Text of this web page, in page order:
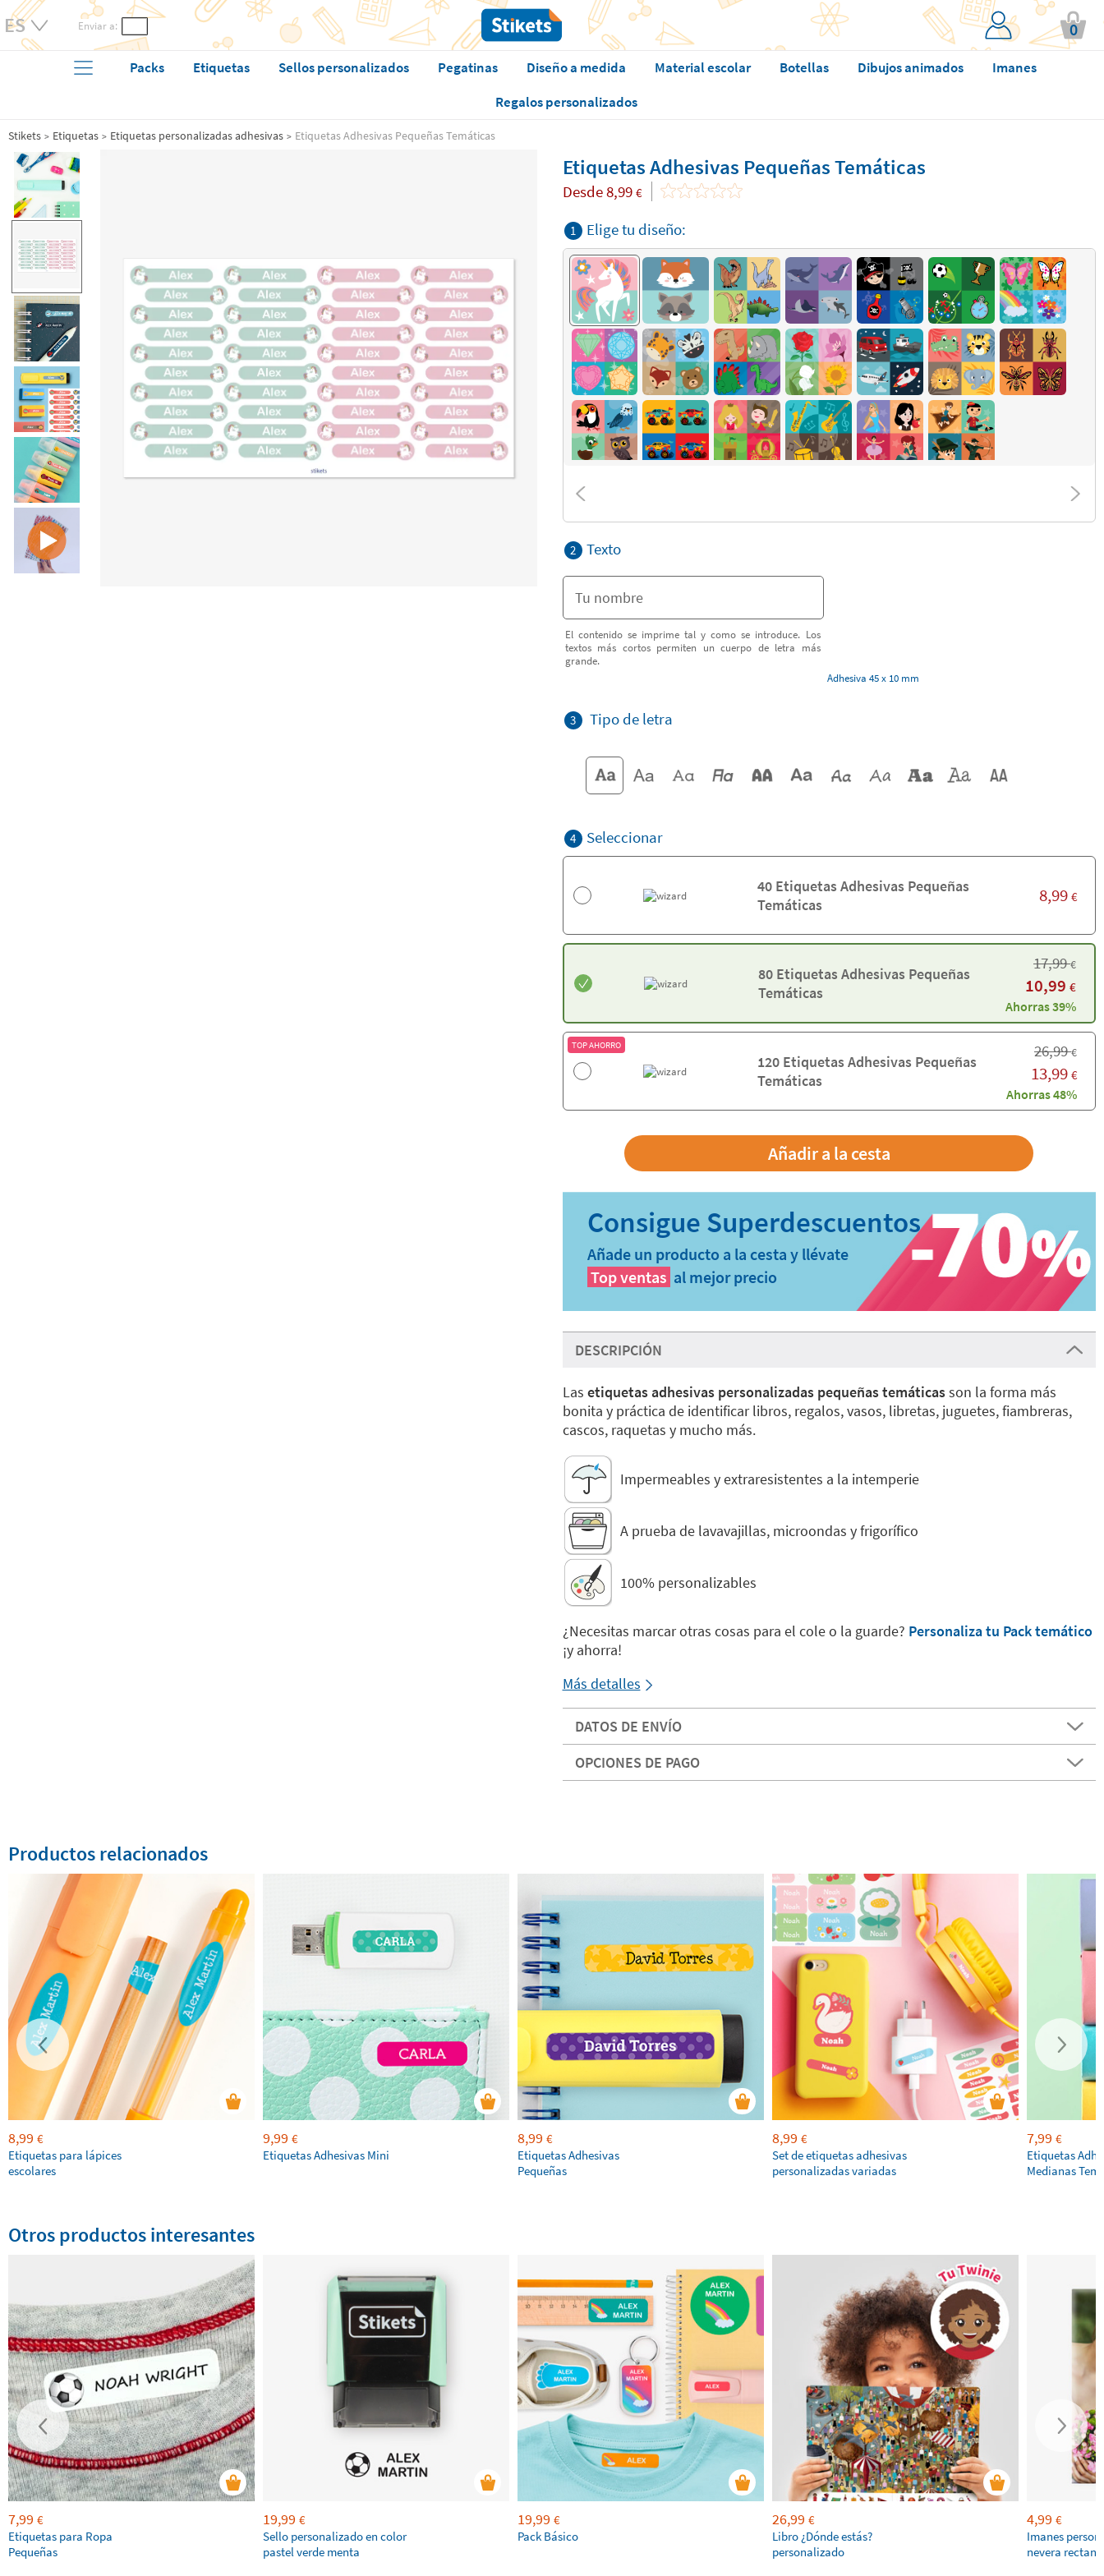
Enviar a: 0
Packs Etiquetas Sellos personalizados Pegatinas Diseño a medida Material escolar Botellas Dibujos animados
Imanes
Regalos personalizados
Stikets Etiquetas Etiquetas personalizadas adhesivas Etiquetas Adhesivas Pequeñas Temáticas
Etiquetas Adhesivas Pequeñas Temáticas
Desde8,99 €
1 Elige tu diseño:
2 Texto
El contenido se imprime tal y como se introduce. Los
textos más cortos permiten un cuerpo de letra más
grande.
Adhesiva 45 x 10 mm
3 Tipo de letra
4 Seleccionar
40 Etiquetas Adhesivas Pequeñas
Temáticas
8,99 €
80 Etiquetas Adhesivas Pequeñas
Temáticas
17,99€
10,99 €
Ahorras 39%
TOP AHORRO
120 Etiquetas Adhesivas Pequeñas
Temáticas
26,99€
13,99 €
Ahorras 48%
Añade un producto a la cesta y llévate
Top ventas al mejor precio
DESCRIPCIÓN
Las etiquetas adhesivas personalizadas pequeñas temáticasson la forma más
bonita y práctica de identificar libros, regalos, vasos, libretas, juguetes, fiambreras,
cascos, raquetas y mucho más.
Impermeables y extraresistentes a la intemperie
A prueba de lavavajillas, microondas y frigorífico
100% personalizables
¿Necesitas marcar otras cosas para el cole o la guarde? Personaliza tu Pack temático
¡y ahorra!
Más detalles
DATOS DE ENVÍO
OPCIONES DE PAGO
Productos relacionados
8,99 €
Etiquetas para lápices
escolares
9,99 €
Etiquetas Adhesivas Mini
8,99 €
Etiquetas Adhesivas
Pequeñas
8,99 €
Set de etiquetas adhesivas
personalizadas variadas
7,99 €
Etiquetas
Medianas
Otros productos interesantes
7,99 €
Etiquetas para Ropa
Pequeñas
19,99 €
Sello personalizado en color
pastel verde menta
19,99 €
Pack Básico
26,99 €
Libro ¿Dónde estás?
personalizado
4,99 €
Imanes
nevera